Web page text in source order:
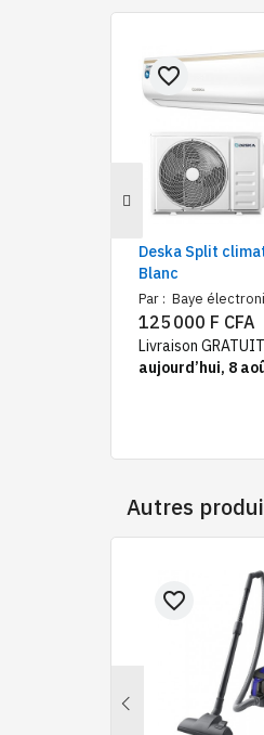
Deska Split
Blanc
Par : Baye
favorite_border
125 000 F CFA
Livraison
aujourd’hui, 8
Autres
Previous
favorite_border